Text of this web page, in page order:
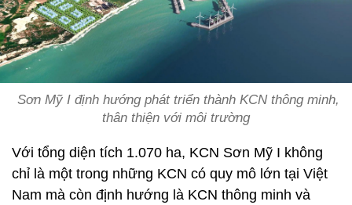
Sơn Mỹ I định hướng phát triển thành KCN thông minh,
thân thiện với môi trường
Với tổng diện tích 1.070 ha, KCN Sơn Mỹ I không
chỉ là một trong những KCN có quy mô lớn tại Việt
Nam mà còn định hướng là KCN thông minh và